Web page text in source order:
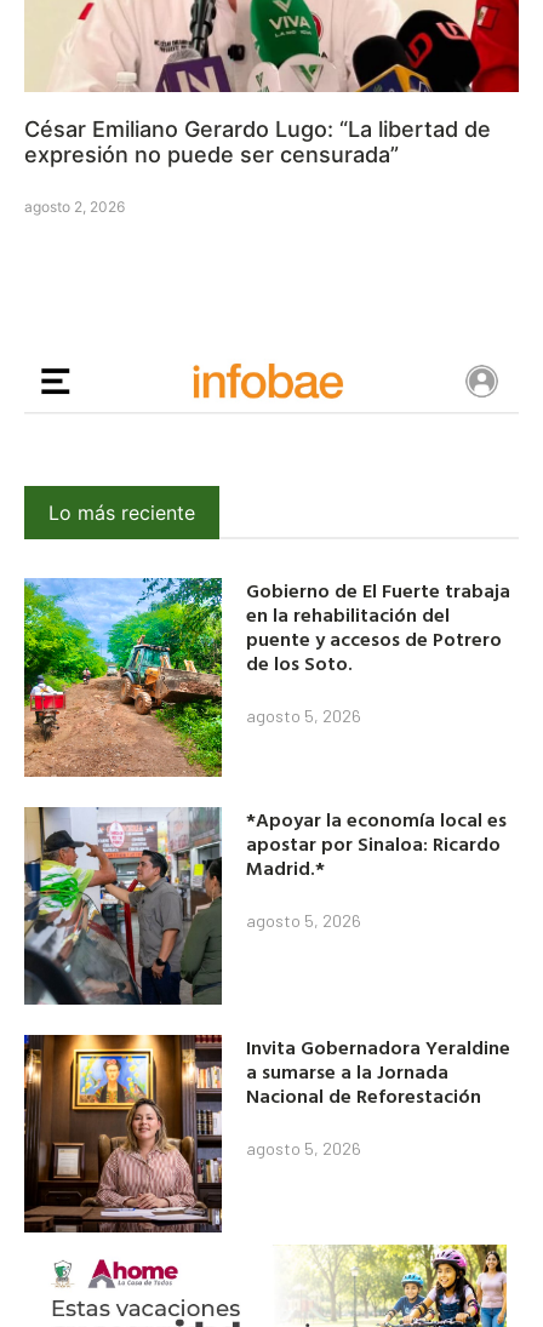
César Emiliano Gerardo Lugo: “La libertad de
expresión no puede ser censurada”
agosto 2, 2026
Lo más reciente
Gobierno de El Fuerte trabaja
en la rehabilitación del
puente y accesos de Potrero
de los Soto.
agosto 5, 2026
*Apoyar la economía local es
apostar por Sinaloa: Ricardo
Madrid.*
agosto 5, 2026
Invita Gobernadora Yeraldine
a sumarse a la Jornada
Nacional de Reforestación
agosto 5, 2026